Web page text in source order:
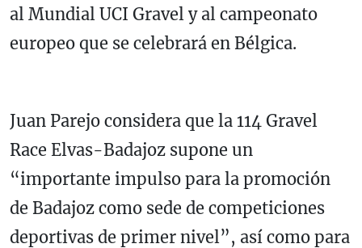
al Mundial UCI Gravel y al campeonato
europeo que se celebrará en Bélgica.
Juan Parejo considera que la 114 Gravel
Race Elvas-Badajoz supone un
“importante impulso para la promoción
de Badajoz como sede de competiciones
deportivas de primer nivel”, así como para